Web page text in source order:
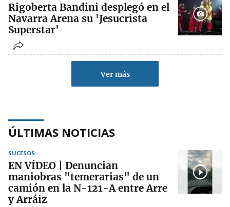
Rigoberta Bandini desplegó en el
Navarra Arena su 'Jesucrista
Superstar'
Ver más
ÚLTIMAS NOTICIAS
SUCESOS
EN VÍDEO | Denuncian
maniobras "temerarias" de un
camión en la N-121-A entre Arre
y Arráiz